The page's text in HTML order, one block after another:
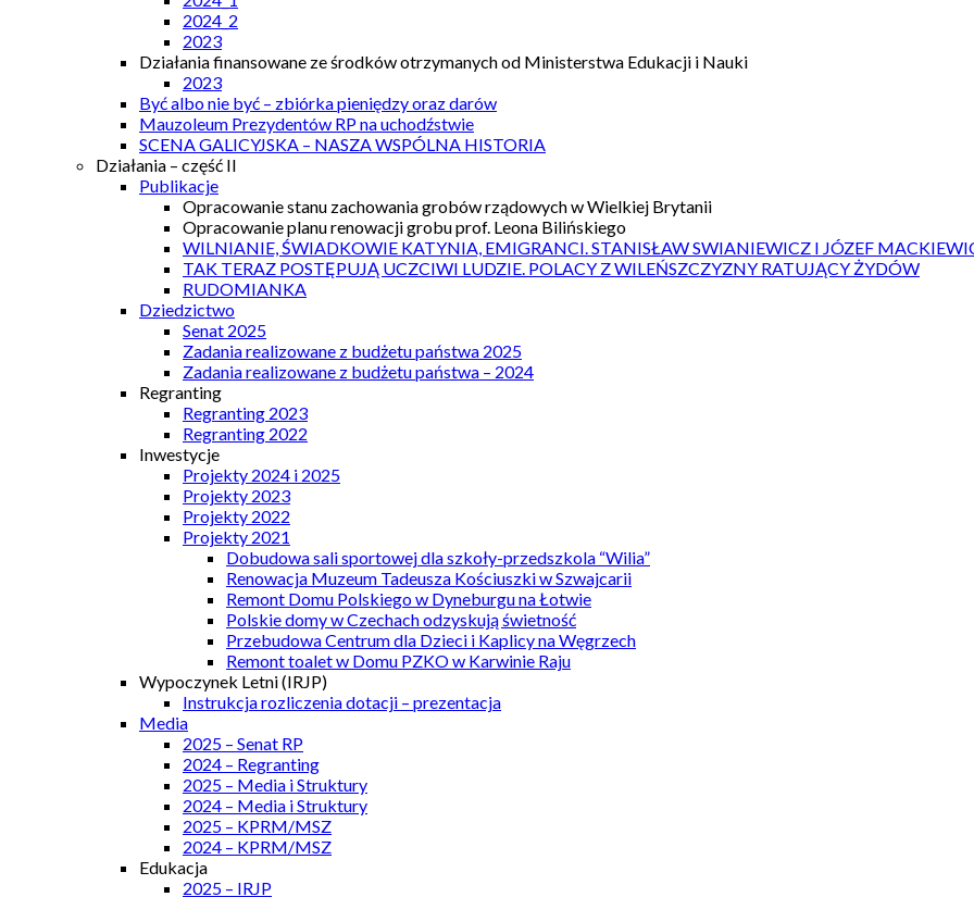
2024_2
2023
Działania finansowane ze środków otrzymanych od Ministerstwa Edukacji i Nauki
2023
Być albo nie być – zbiórka pieniędzy oraz darów
Mauzoleum Prezydentów RP na uchodźstwie
SCENA GALICYJSKA – NASZA WSPÓLNA HISTORIA
Działania – część II
Publikacje
Opracowanie stanu zachowania grobów rządowych w Wielkiej Brytanii
Opracowanie planu renowacji grobu prof. Leona Bilińskiego
WILNIANIE, ŚWIADKOWIE KATYNIA, EMIGRANCI. STANISŁAW SWIANIEWICZ I JÓZEF
TAK TERAZ POSTĘPUJĄ UCZCIWI LUDZIE. POLACY Z WILEŃSZCZYZNY RATUJĄCY ŻYDÓW
RUDOMIANKA
Dziedzictwo
Senat 2025
Zadania realizowane z budżetu państwa 2025
Zadania realizowane z budżetu państwa – 2024
Regranting
Regranting 2023
Regranting 2022
Inwestycje
Projekty 2024 i 2025
Projekty 2023
Projekty 2022
Projekty 2021
Dobudowa sali sportowej dla szkoły-przedszkola “Wilia”
Renowacja Muzeum Tadeusza Kościuszki w Szwajcarii
Remont Domu Polskiego w Dyneburgu na Łotwie
Polskie domy w Czechach odzyskują świetność
Przebudowa Centrum dla Dzieci i Kaplicy na Węgrzech
Remont toalet w Domu PZKO w Karwinie Raju
Wypoczynek Letni (IRJP)
Instrukcja rozliczenia dotacji – prezentacja
Media
2025 – Senat RP
2024 – Regranting
2025 – Media i Struktury
2024 – Media i Struktury
2025 – KPRM/MSZ
2024 – KPRM/MSZ
Edukacja
2025 – IRJP